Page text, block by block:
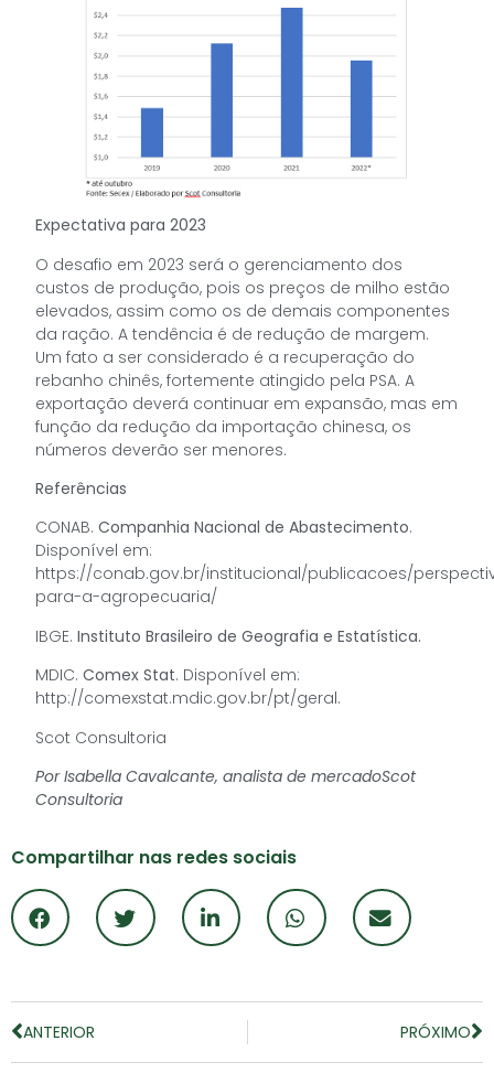
Expectativa para 2023
O desafio em 2023 será o gerenciamento dos
custos de produção, pois os preços de milho estão
elevados, assim como os de demais componentes
da ração. A tendência é de redução de margem.
Um fato a ser considerado é a recuperação do
rebanho chinês, fortemente atingido pela PSA. A
exportação deverá continuar em expansão, mas em
função da redução da importação chinesa, os
números deverão ser menores.
Referências
CONAB. Companhia Nacional de Abastecimento.
Disponível em:
https://conab.gov.br/institucional/publicacoes/
para-a-agropecuaria/
IBGE. Instituto Brasileiro de Geografia e Estatística.
MDIC. Comex Stat. Disponível em:
http://comexstat.mdic.gov.br/pt/geral.
Scot Consultoria
Por Isabella Cavalcante, analista de mercadoScot
Consultoria
Compartilhar nas redes sociais
ANTERIOR PRÓXIMO